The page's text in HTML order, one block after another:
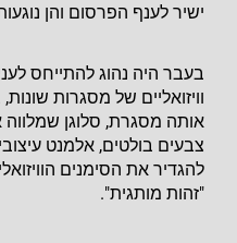
ישיר לענף הפרסום והן
בעבר היה נהוג להתייחס
וויזואליים של מסגרות
אותה מסגרת, סלוגן שמלווה
צבעים בולטים, אלמנט עיצובי
להגדיר את הסימנים
"זהות מותגית".